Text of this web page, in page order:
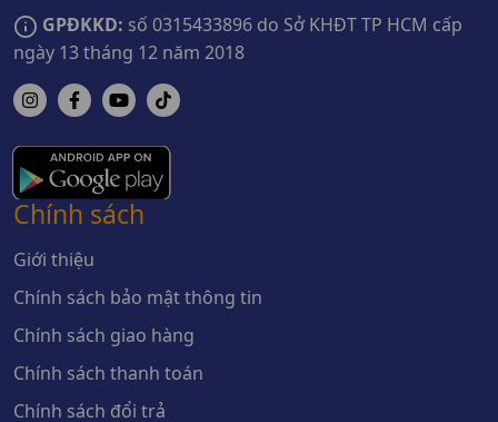
GPĐKKD: số 0315433896 do Sở KHĐT TP HCM cấp
ngày 13 tháng 12 năm 2018
Chính sách
Giới thiệu
Chính sách bảo mật thông tin
Chính sách giao hàng
Chính sách thanh toán
Chính sách đổi trả